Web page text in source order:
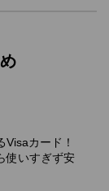
Visaカード！
使いすぎず安